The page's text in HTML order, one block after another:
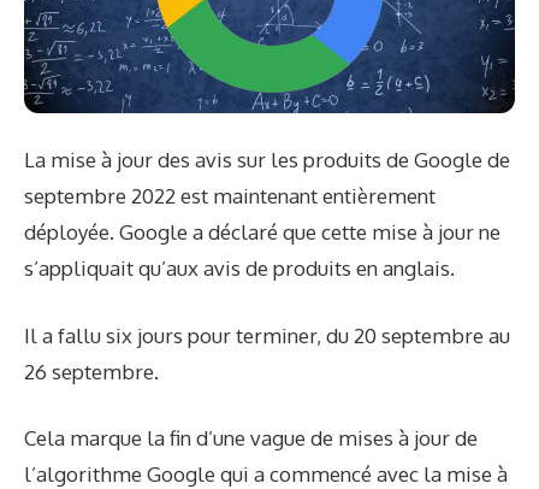
La mise à jour des avis sur les produits de Google de
septembre 2022 est maintenant entièrement
déployée. Google a déclaré que cette mise à jour ne
s’appliquait qu’aux avis de produits en anglais.
Il a fallu six jours pour terminer, du 20 septembre au
26 septembre.
Cela marque la fin d’une vague de mises à jour de
l’algorithme Google qui a commencé avec la mise à